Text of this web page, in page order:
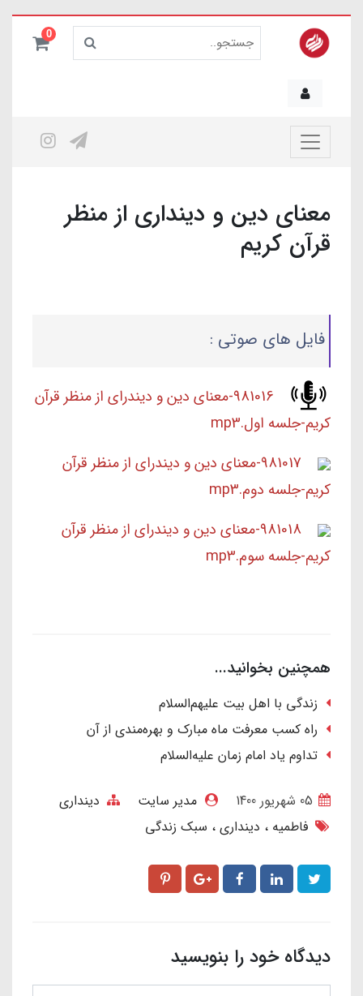
0
معنای دین و دینداری از منظر
قرآن کریم
فایل های صوتی :
981016-معنای دین و دیندرای از منظر قرآن
کریم-جلسه اول.mp3
981017-معنای دین و دیندرای از منظر قرآن
کریم-جلسه دوم.mp3
981018-معنای دین و دیندرای از منظر قرآن
کریم-جلسه سوم.mp3
همچنین بخوانید...
زندگی با اهل بیت علیهم‌السلام
راه کسب معرفت ماه مبارک و بهره‌مندی از آن
تداوم یاد امام زمان علیه‌السلام
مدیر سایت
دینداری
فاطمیه
دینداری سبک زندگی
دیدگاه خود را بنویسید